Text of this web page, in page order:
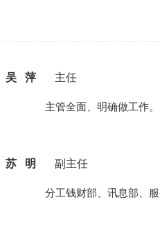
吴 萍 主任
主管全面、明确做工作。
苏 明 副主任
分工钱财部、讯息部、服